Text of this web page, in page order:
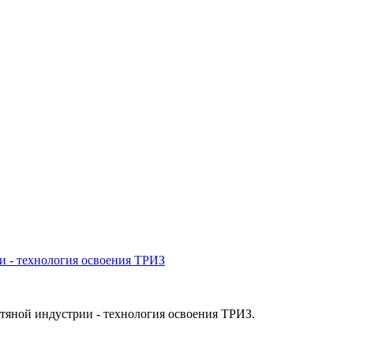
- технология освоения ТРИЗ
индустрии - технология освоения ТРИЗ.